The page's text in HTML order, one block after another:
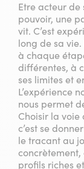
Etre acteur de
pouvoir, une
vit. C’est
long de sa
à chaque
différentes, à
ses limites et
L’expérience
nous permet
Choisir la voie
c’est se
le tracant au
concrètement,
profils riches